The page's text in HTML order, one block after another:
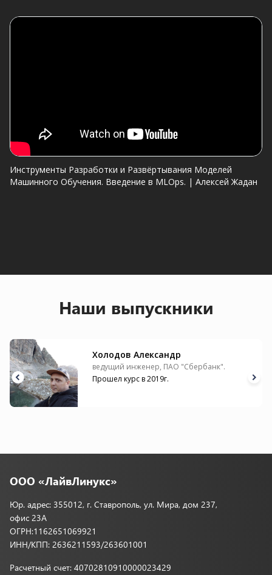
Инструменты Разработки и Развёртывания Моделей
Машинного Обучения. Введение в MLOps. | Алексей Жадан
Наши выпускники
Холодов Александр
ведущий инженер, ПАО "Сбербанк".
Прошел курс в 2019г.
ООО «ЛайвЛинукс»
Юр. адрес: 355012, г. Ставрополь, ул. Мира, дом 237,
офис 23А
ОГРН:1162651069921
ИНН/КПП: 2636211593/263601001
Расчетный счет: 40702810910000023429